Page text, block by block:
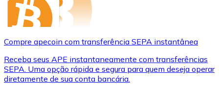
Compre apecoin com transferência SEPA instantânea
Receba seus APE instantaneamente com transferências
SEPA. Uma opção rápida e segura para quem deseja operar
diretamente de sua conta bancária.